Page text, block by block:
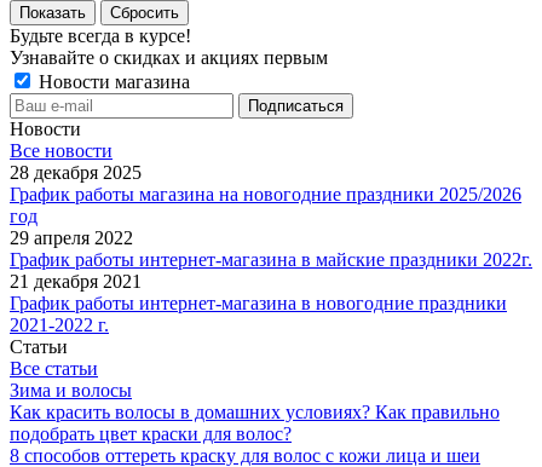
Сбросить
Будьте всегда в курсе!
Узнавайте о скидках и акциях первым
Новости магазина
Новости
Все новости
28 декабря 2025
График работы магазина на новогодние праздники 2025/2026
год
29 апреля 2022
График работы интернет-магазина в майские праздники 2022г.
21 декабря 2021
График работы интернет-магазина в новогодние праздники
2021-2022 г.
Статьи
Все статьи
Зима и волосы
Как красить волосы в домашних условиях? Как правильно
подобрать цвет краски для волос?
8 способов оттереть краску для волос с кожи лица и шеи